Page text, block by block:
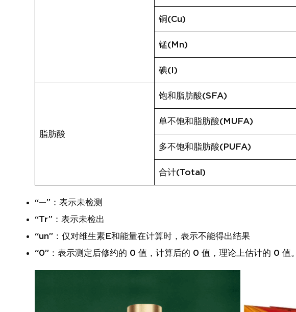
铜(Cu)
锰(Mn)
碘(I)
脂肪酸
饱和脂肪酸(SFA)
单不饱和脂肪酸(MUFA)
多不饱和脂肪酸(PUFA)
合计(Total)
“—”：表示未检测
“Tr”：表示未检出
“un”：仅对维生素E和能量在计算时，表示不能得出结果
“0”：表示测定后修约的 0 值，计算后的 0 值，理论上估计的 0 值。